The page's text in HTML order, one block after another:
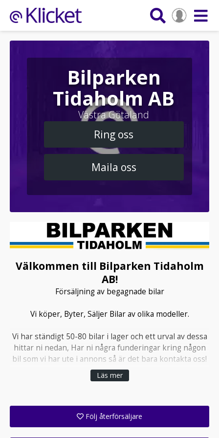
Bilparken
Tidaholm AB
Västra Götaland
Ring oss
Maila oss
Välkommen till Bilparken Tidaholm
AB!
Försäljning av begagnade bilar
Vi köper, Byter, Säljer Bilar av olika modeller.
Vi har ständigt 50-80 bilar i lager och ett urval av dessa
hittar ni nedan, Har ni några funderingar kring någon
bil som vi har ute i annons så är det bara kontakta oss!
Vi samarbetar med Mymoney AB och Svea ekonomi AB
Ni är varmt välkomna att kontakta oss. Vi finns i
Tidaholm.
Läs mer
Följ återförsäljare